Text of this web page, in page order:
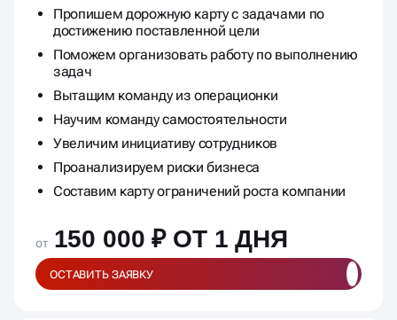
Пропишем дорожную карту с задачами по
достижению поставленной цели
Поможем организовать работу по выполнению
задач
Вытащим команду из операционки
Научим команду самостоятельности
Увеличим инициативу сотрудников
Проанализируем риски бизнеса
Составим карту ограничений роста компании
от 150 000 ₽ ОТ 1 ДНЯ
ОСТАВИТЬ ЗАЯВКУ